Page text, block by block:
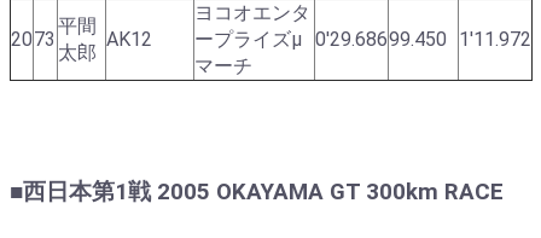
2073
平間
太郎
AK12
ヨコオエンタ
ープライズμ
マーチ
0'29.68699.450 1'11.972
■西日本第1戦 2005 OKAYAMA GT 300km RACE